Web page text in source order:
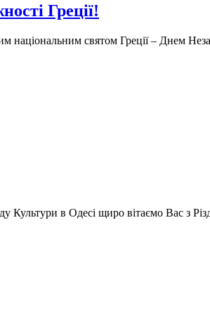
Греції!
національним святом Греції – Днем
Культури в Одесі щиро вітаємо Вас